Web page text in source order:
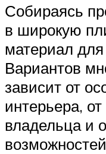
Собираясь
в широкую
материал для
Вариантов
зависит от
интерьера,
владельца и